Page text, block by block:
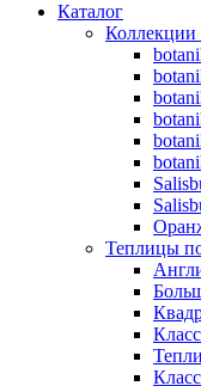
Каталог
Коллекции
Теплицы